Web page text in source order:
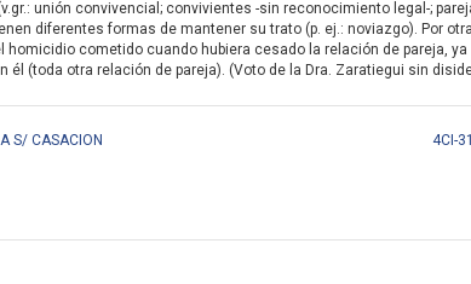
unión convivencial; convivientes -sin reconocimiento legal-;
diferentes formas de mantener su trato (p. ej.: noviazgo). Por
cometido cuando hubiera cesado la relación de pareja, ya
(toda otra relación de pareja). (Voto de la Dra. Zaratiegui sin
S/ CASACION
4CI-